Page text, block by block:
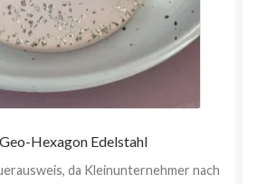
Hexagon Edelstahl
da Kleinunternehmer nach